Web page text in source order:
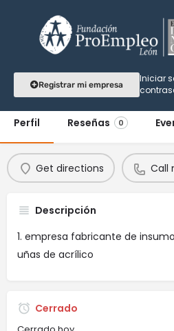
Registrar mi empresa
Iniciar
Joys nails
La magia en tus manos
Perfil Reseñas 0
Get directions Call
Descripción
empresa fabricante de
uñas de acrílico
Cerrado